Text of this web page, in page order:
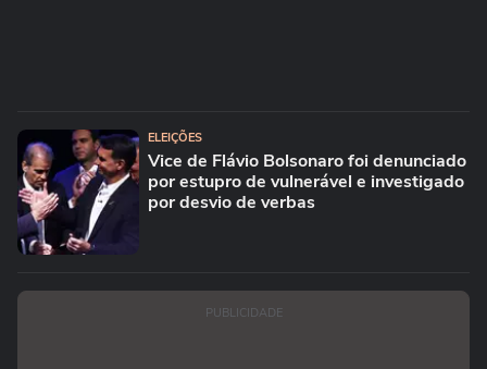
ELEIÇÕES
Vice de Flávio Bolsonaro foi denunciado
por estupro de vulnerável e investigado
por desvio de verbas
PUBLICIDADE